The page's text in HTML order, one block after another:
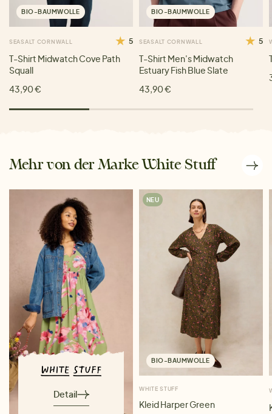
BIO-BAUMWOLLE
SEASALT CORNWALL 5
T-Shirt Midwatch Cove Path
Squall
43,90 €
BIO-BAUMWOLLE
SEASALT CORNWALL 5
T-Shirt Men's Midwatch
Estuary Fish Blue Slate
43,90 €
Mehr von der Marke White Stuff
Detail
NEU
BIO-BAUMWOLLE
WHITE STUFF
Kleid Harper Green